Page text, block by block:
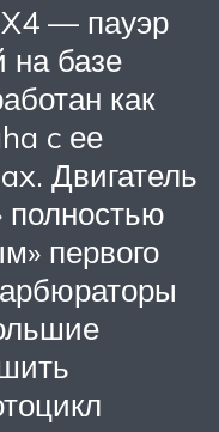
— пауэр
на базе
как
c ее
Двигатель
полностью
первого